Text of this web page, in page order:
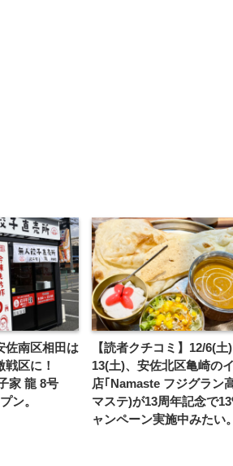
佐南区相田は
区に！
家 龍 8号
ン。
【読者クチコミ】12/6(土
13(土)、安佐北区亀崎の
店｢Namaste フジグラン
マステ)が13周年記念で
ャンペーン実施中みたい